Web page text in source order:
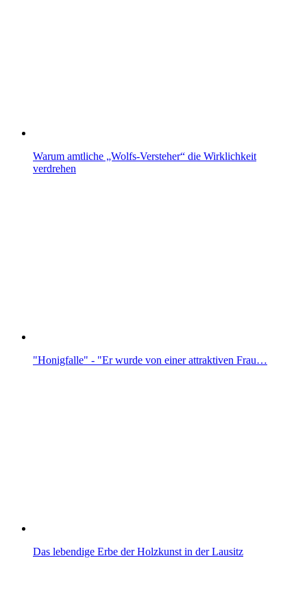
Warum amtliche „Wolfs-Versteher“ die Wirklichkeit
verdrehen
"Honigfalle" - "Er wurde von einer attraktiven Frau…
Das lebendige Erbe der Holzkunst in der Lausitz